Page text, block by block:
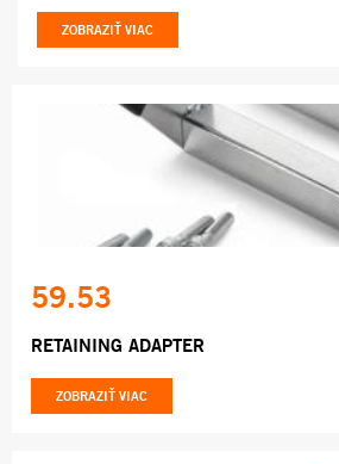
ZOBRAZIŤ VIAC
59.53
RETAINING ADAPTER
ZOBRAZIŤ VIAC